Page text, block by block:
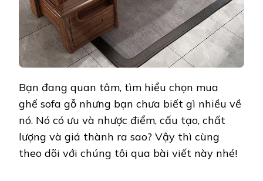
Bạn đang quan tâm, tìm hiểu chọn mua
ghế sofa gỗ nhưng bạn chưa biết gì nhiều về
nó. Nó có ưu và nhược điểm, cấu tạo, chất
lượng và giá thành ra sao? Vậy thì cùng
theo dõi với chúng tôi qua bài viết này nhé!